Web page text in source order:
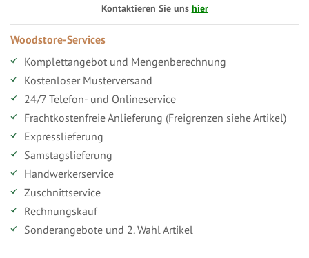
Kontaktieren Sie uns hier
Woodstore-Services
Komplettangebot und Mengenberechnung
Kostenloser Musterversand
24/7 Telefon- und Onlineservice
Frachtkostenfreie Anlieferung (Freigrenzen siehe Artikel)
Expresslieferung
Samstagslieferung
Handwerkerservice
Zuschnittservice
Rechnungskauf
Sonderangebote und 2. Wahl Artikel